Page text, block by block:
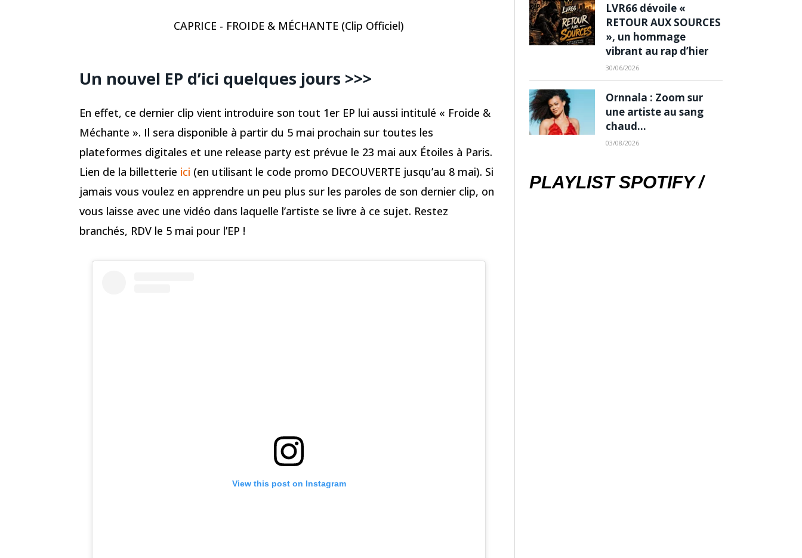
CAPRICE - FROIDE & MÉCHANTE (Clip Officiel)
Un nouvel EP d’ici quelques jours >>>
En effet, ce dernier clip vient introduire son tout 1er EP lui aussi intitulé « Froide &
Méchante ». Il sera disponible à partir du 5 mai prochain sur toutes les
plateformes digitales et une release party est prévue le 23 mai aux Étoiles à Paris.
Lien de la billetterie ici (en utilisant le code promo DECOUVERTE jusqu’au 8 mai). Si
jamais vous voulez en apprendre un peu plus sur les paroles de son dernier clip, on
vous laisse avec une vidéo dans laquelle l’artiste se livre à ce sujet. Restez
branchés, RDV le 5 mai pour l’EP !
View this post on Instagram
LVR66 dévoile «
RETOUR AUX SOURCES
», un hommage
vibrant au rap d’hier
30/06/2026
Ornnala : Zoom sur
une artiste au sang
chaud…
03/08/2026
PLAYLIST SPOTIFY /